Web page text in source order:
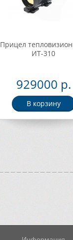
Прицел
ИТ-310
929000 р.
В корзину